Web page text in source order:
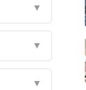
▼
▼
▼